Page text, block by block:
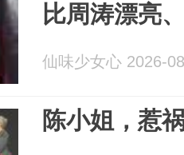
比周涛漂亮
仙味少女心 2026-
陈小姐，惹